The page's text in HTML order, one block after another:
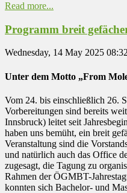
Read more...
Programm breit
Wednesday, 14 May 2025
Unter dem Motto „From
Vom 24. bis einschließlich 26.
Vorbereitungen sind bereits
Innsbruck) leitet seit
haben uns bemüht, ein breit
Veranstaltung sind die
und natürlich auch das Office
zugesagt, die Tagung zu
Rahmen der ÖGMBT-
konnten sich Bachelor- und